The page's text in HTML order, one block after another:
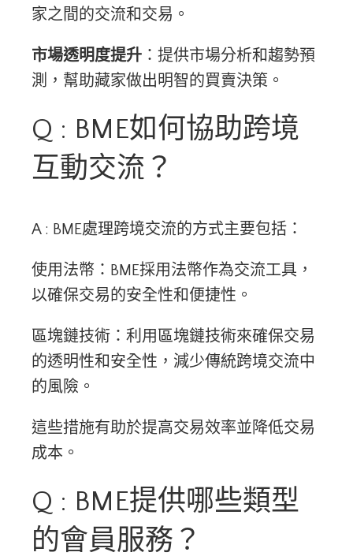
家之間的交流和交易。
市場透明度提升 ：提供市場分析和趨勢預
測，幫助藏家做出明智的買賣決策。
Q : BME如何協助跨境
互動交流？
A : BME處理跨境交流的方式主要包括：
使用法幣：BME採用法幣作為交流工具，
以確保交易的安全性和便捷性。
區塊鏈技術：利用區塊鏈技術來確保交易
的透明性和安全性，減少傳統跨境交流中
的風險。
這些措施有助於提高交易效率並降低交易
成本。
Q : BME提供哪些類型
的會員服務？